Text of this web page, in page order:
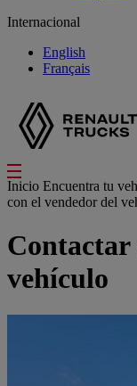
Internacional
English
Français
Inicio Encuentra tu
con el vendedor del
Contactar
vehículo